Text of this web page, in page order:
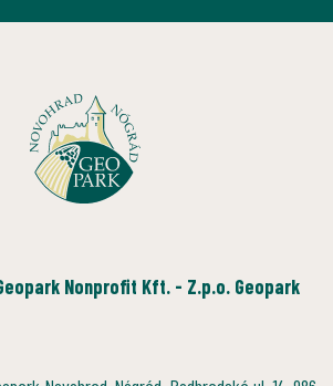
Nonprofit Kft. - Z.p.o. Geopark